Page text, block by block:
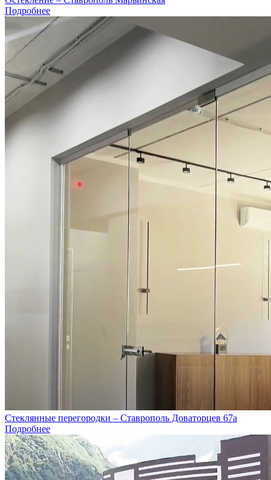
Подробнее
Стеклянные перегородки – Ставрополь Доваторцев 67а
Подробнее